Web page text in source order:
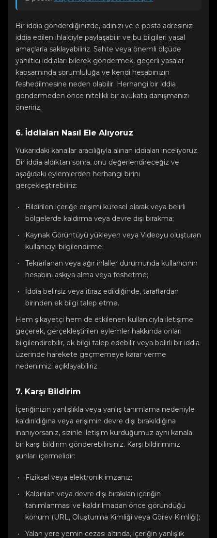
Bir iddia gönderdiğinizde, adınızı ve e-posta adresinizi
iddia edilen ihlalciyle paylaşabilir ve bu bilgileri yasal
amaçlarla saklayabiliriz. Sahte veya önemli ölçüde
yanıltıcı iddiaları bilerek göndermek, geçerli yasalar
kapsamında sorumluluğa ve kendi hesabınızın
feshedilmesine neden olabilir. Herhangi bir iddia
göndermeden önce nitelikli bir avukata danışmanızı
öneririz.
6. İddiaları Nasıl Ele Alıyoruz
Yukarıdaki kanallar aracılığıyla alınan iddiaları inceliyoruz.
Bir iddia aldıktan sonra, onu değerlendireceğiz ve
aşağıdaki eylemlerden herhangi birini
gerçekleştirebiliriz:
Bildirilen içeriğe erişimi küresel olarak veya belirli
bölgelerde kaldırma veya devre dışı bırakma;
Kaynak Görüntüyü yükleyen veya Videoyu oluşturan
kullanıcıyı bilgilendirme;
Tekrarlanan veya ağır ihlaller durumunda kullanıcının
hesabını askıya alma veya feshetme;
İddia belirsiz veya itiraz edildiğinde, taraflardan
birinden ek bilgi talep etme.
Hem şikayetçi hem de etkilenen kullanıcıyla iletişime
geçerek, gerçekleştirilen eylemler hakkında onları
bilgilendirebilir, ek bilgi talep edebilir veya belirli bir iddia
üzerinde harekete geçmemeye karar verme
nedenimizi açıklayabiliriz.
7. Karşı Bildirim
İçeriğinizin yanlışlıkla veya yanlış tanımlama nedeniyle
kaldırıldığına veya erişimin devre dışı bırakıldığına
inanıyorsanız, sizinle iletişim kurduğumuz aynı kanala
bir karşı bildirim gönderebilirsiniz. Karşı bildiriminiz
şunları içermelidir:
Fiziksel veya elektronik imzanız;
Kaldırılan veya devre dışı bırakılan içeriğin
tanımlanması ve kaldırılmadan önce göründüğü
konum (URL, Oluşturma Kimliği veya Görev Kimliği);
Yalan yere yemin cezası altında, içeriğin yanlışlık